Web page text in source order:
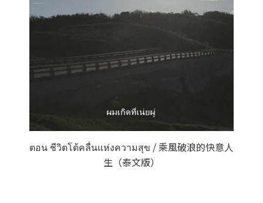
ตอน ชีวิตโต้คลื่นแห่งความสุข / 乘風破浪的快意人
生（泰文版）